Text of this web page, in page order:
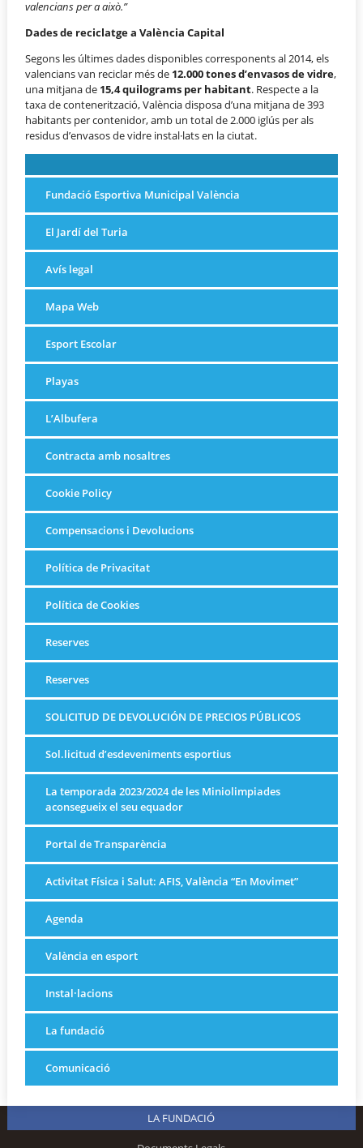
valencians per a això.”
Dades de reciclatge a València Capital
Segons les últimes dades disponibles corresponents al 2014, els
valencians van reciclar més de 12.000 tones d’envasos de vidre,
una mitjana de 15,4 quilograms per habitant. Respecte a la
taxa de contenerització, València disposa d’una mitjana de 393
habitants per contenidor, amb un total de 2.000 iglús per als
residus d’envasos de vidre instal·lats en la ciutat.
Fundació Esportiva Municipal València
El Jardí del Turia
Avís legal
Mapa Web
Esport Escolar
Playas
L’Albufera
Contracta amb nosaltres
Cookie Policy
Compensacions i Devolucions
Política de Privacitat
Política de Cookies
Reserves
Reserves
SOLICITUD DE DEVOLUCIÓN DE PRECIOS PÚBLICOS
Sol.licitud d’esdeveniments esportius
La temporada 2023/2024 de les Miniolimpiades
aconsegueix el seu equador
Portal de Transparència
Activitat Física i Salut: AFIS, València “En Movimet”
Agenda
València en esport
Instal·lacions
La fundació
Comunicació
LA FUNDACIÓ